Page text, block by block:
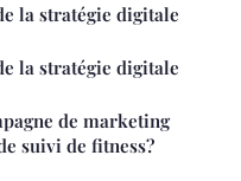
la stratégie digitale
la stratégie digitale
de marketing
suivi de fitness?